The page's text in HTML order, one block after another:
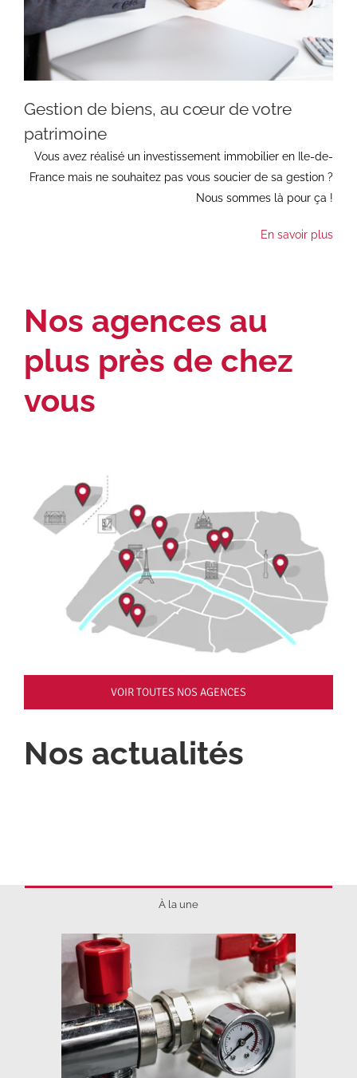
Gestion de biens, au cœur de votre
patrimoine
Vous avez réalisé un investissement immobilier en Ile-de-
France mais ne souhaitez pas vous soucier de sa gestion ?
Nous sommes là pour ça !
En savoir plus
Nos agences au
plus près de chez
vous
VOIR TOUTES NOS AGENCES
Nos actualités
À la une